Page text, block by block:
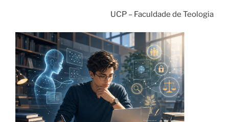
UCP – Faculdade de Teologia